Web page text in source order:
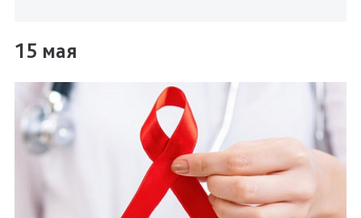
15 мая